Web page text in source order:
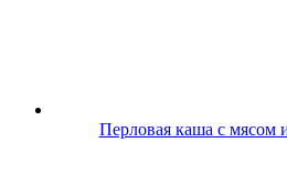
Перловая каша с мясом